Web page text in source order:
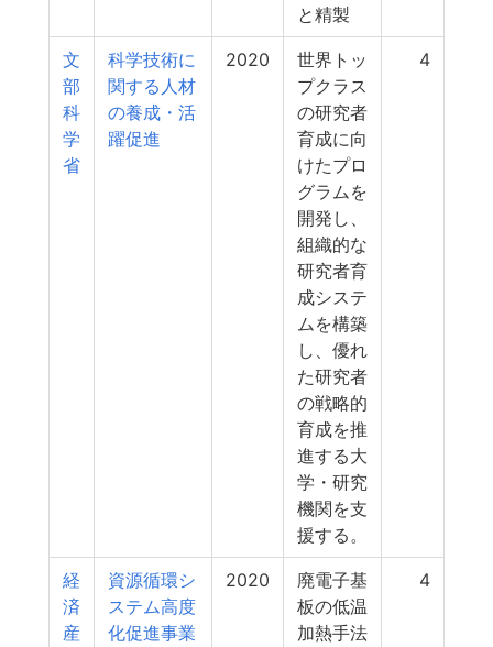
と精製
文
部
科
学
省
科学技術に
関する人材
の養成・活
躍促進
2020
世界トッ
プクラス
の研究者
育成に向
けたプロ
グラムを
開発し、
組織的な
研究者育
成システ
ムを構築
し、優れ
た研究者
の戦略的
育成を推
進する大
学・研究
機関を支
援する。
4
経
済
産
資源循環シ
ステム高度
化促進事業
2020
廃電子基
板の低温
加熱手法
4